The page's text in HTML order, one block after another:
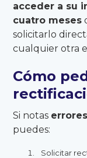
acceder a su
cuatro meses
solicitarlo
cualquier otra
Cómo
Si notas
puedes:
Solicitar